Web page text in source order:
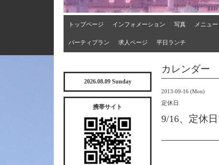
トップページ インフォメーション 写真 メニュー
パーティプラン 求人ページ 平日ランチ
カレンダー
2013-09-16 (Mon)
定休日
9/16、定休
2026.08.09 Sunday
携帯サイト